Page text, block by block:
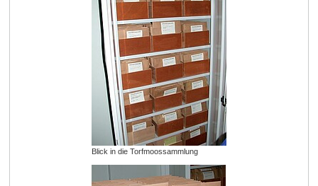
Blick in die Torfmoossammlung